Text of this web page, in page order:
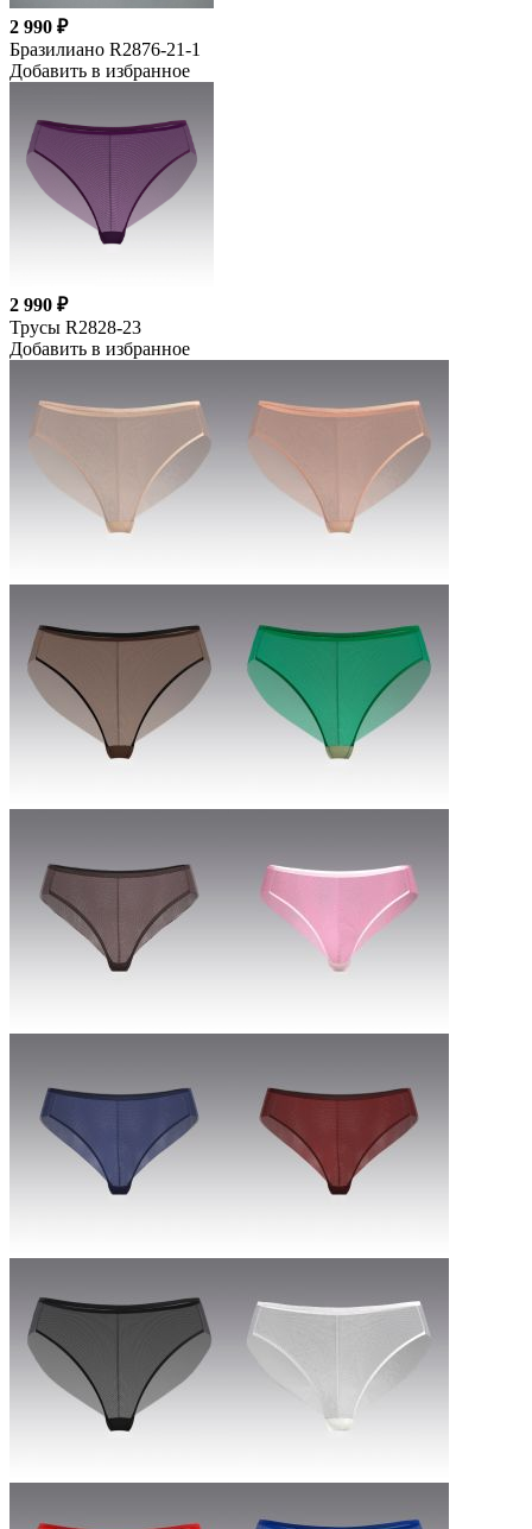
2 990 ₽
Бразилиано R2876-21-1
Добавить в избранное
2 990 ₽
Трусы R2828-23
Добавить в избранное